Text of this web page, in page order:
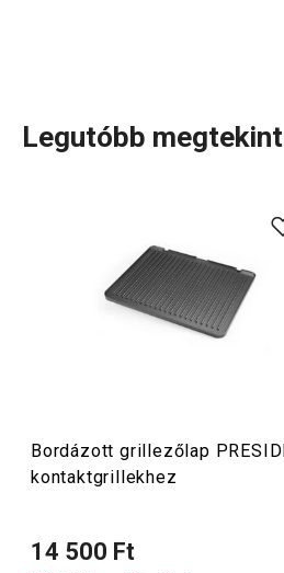
Legutóbb
Bordázott grillezőlap
kontaktgrillekhez
14 500 Ft